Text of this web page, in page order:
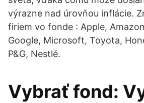
výrazne nad úrovňou inflácie.
firiem vo fonde : Apple,
Google, Microsoft, Toyota,
P&G, Nestlé.
Vybrať fond: